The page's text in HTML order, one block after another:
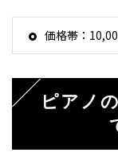
価格帯：
ピアノ